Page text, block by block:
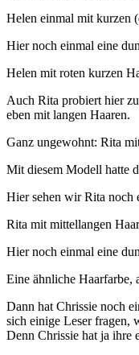
Helen einmal mit kurzen
Hier noch einmal eine
Helen mit roten kurzen
Auch Rita probiert hier
eben mit langen Haaren.
Ganz ungewohnt: Rita
Mit diesem Modell hatte
Hier sehen wir Rita noch
Rita mit mittellangen
Hier noch einmal eine
Eine ähnliche Haarfarbe,
Dann hat Chrissie noch
sich einige Leser fragen,
Denn Chrissie hat ja ihre